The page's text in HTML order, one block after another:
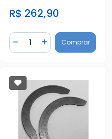
R$ 262,90
Diminuir Quantidade
Quantidade
AdicionarComprar